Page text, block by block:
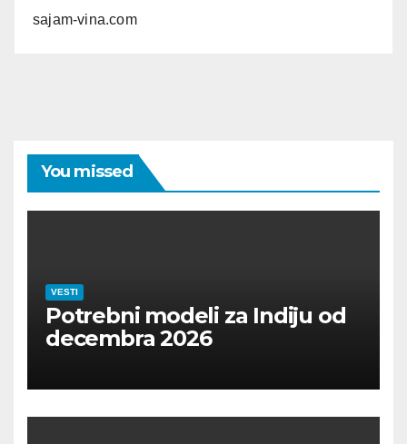
sajam-vina.com
You missed
VESTI
Potrebni modeli za Indiju od
decembra 2026